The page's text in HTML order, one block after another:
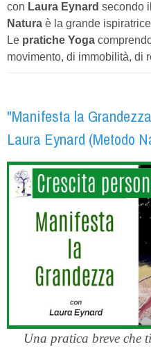
con Laura Eynard secondo il
Natura è la grande
Le pratiche Yoga
movimento, di immobilità, di
"Manifesta la
Laura Eynard (Metodo
Una pratica breve che